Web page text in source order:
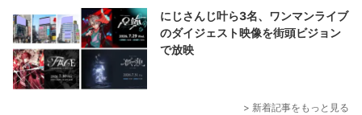
にじさんじ叶ら3名、ワンマンライブ
のダイジェスト映像を街頭ビジョン
で放映
> 新着記事をもっと見る